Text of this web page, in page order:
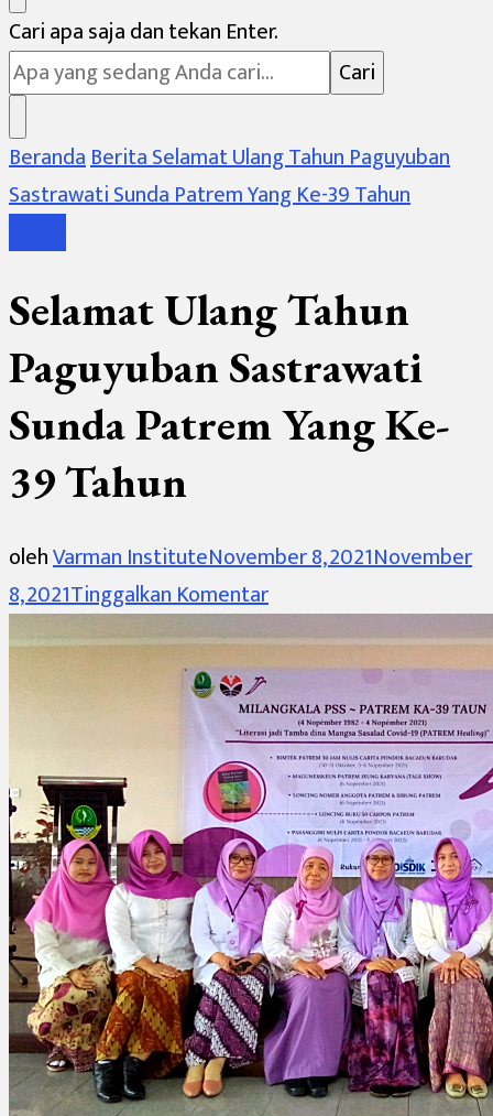
Mencari
Sesuatu?
Cari apa saja dan tekan Enter.
BerandaBeritaSelamat Ulang Tahun Paguyuban
Sastrawati Sunda Patrem Yang Ke-39 Tahun
Selamat Ulang Tahun
Paguyuban Sastrawati
Sunda Patrem Yang Ke-
39 Tahun
olehVarman InstituteNovember 8, 2021November
8, 2021Tinggalkan Komentarpada
Selamat
Ulang
Tahun
Paguyuban
Sastrawati
Sunda
Patrem
Yang
Ke-
39
Tahun